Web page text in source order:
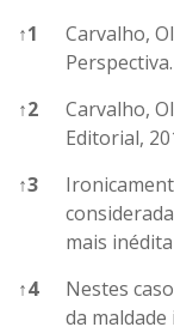
↑1
Carvalho,
↑2
Carvalho,
Editorial,
↑3
mais
↑4
Nestes
da